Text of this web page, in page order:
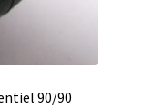
90/90